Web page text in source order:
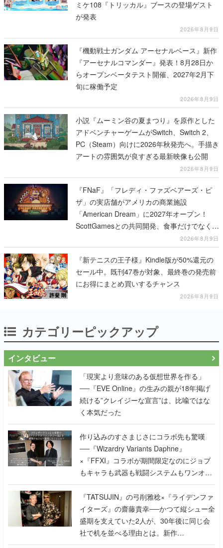
ミケ108『トリッカル』ブースの登場ゲスト
が発表
2026年8月9日
『機動戦士ガンダム アーセナルベース』新作
『アーセナルコマンダー』発表！8月28日か
らオープンベータテスト開催、2027年2月下
旬に稼働予定
2026年8月9日
小説『ムーミン谷の夏まつり』を原作とした
アドベンチャーゲームがSwitch、Switch 2、
PC（Steam）向けに2026年秋発売へ。手描き
アートの雰囲気が良すぎる最新映像も公開
2026年8月9日
『FNaF』「フレディ・ファズベアーズ・ピ
ザ」の実店舗がアメリカの商業施設
「American Dream」に2027年オープン！
ScottGamesとの共同開発、食事だけでなくス
テージショーや没入型のホラー体験も楽しめ
る
2026年8月9日
『新テニスの王子様』Kindle版が50%還元の
セール中。既刊47巻が対象、最終巻の発売前
にお得にまとめ買いするチャンス
2026年8月9日
カテゴリーピックアップ
インタビュー
「現実より意味のある仮想世界を作る」
──『EVE Online』の生みの親が18年掲げ
続ける”クレイジーな宣言”は、比喩ではな
く本気だった
作り込みのすさまじさにコラボ先も驚嘆
──『Wizardry Variants Daphne』
×『FFXI』コラボが期間限定なのにジョブ
もキャラも武器も戦闘システムもワンオフ
で作り込まれた理由を両ディレクターに聞
く
『TATSUJIN』の弓削雅稔×『ライデンファ
イターズ』の齋藤貴幸──かつて縦シュー全
盛期を支えていた2人が、30年後に同じ会
社で机を並べる理由とは。新作
『TATSUJIN EXTREME』で初タッグを組